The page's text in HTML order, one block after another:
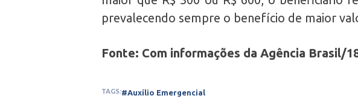
prevalecendo sempre o benefício de maior
Fonte: Com informações da Agência Brasil/
TAGS:#Auxílio Emergencial